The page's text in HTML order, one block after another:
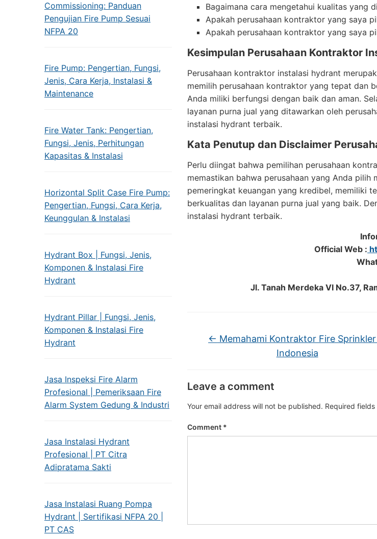
Commissioning: Panduan
Pengujian Fire Pump Sesuai
NFPA 20
Fire Pump: Pengertian, Fungsi,
Jenis, Cara Kerja, Instalasi &
Maintenance
Fire Water Tank: Pengertian,
Fungsi, Jenis, Perhitungan
Kapasitas & Instalasi
Horizontal Split Case Fire Pump:
Pengertian, Fungsi, Cara Kerja,
Keunggulan & Instalasi
Hydrant Box | Fungsi, Jenis,
Komponen & Instalasi Fire
Hydrant
Hydrant Pillar | Fungsi, Jenis,
Komponen & Instalasi Fire
Hydrant
Jasa Inspeksi Fire Alarm
Profesional | Pemeriksaan Fire
Alarm System Gedung & Industri
Jasa Instalasi Hydrant
Profesional | PT Citra
Adipratama Sakti
Jasa Instalasi Ruang Pompa
Hydrant | Sertifikasi NFPA 20 |
PT CAS
Bagaimana cara mengetahui kualitas yang
Apakah perusahaan kontraktor yang saya
Apakah perusahaan kontraktor yang saya
Kesimpulan Perusahaan Kontraktor
Perusahaan kontraktor instalasi hydrant
memilih perusahaan kontraktor yang tepat dan
Anda miliki berfungsi dengan baik dan aman.
layanan purna jual yang ditawarkan oleh
instalasi hydrant terbaik.
Kata Penutup dan Disclaimer
Perlu diingat bahwa pemilihan perusahaan
memastikan bahwa perusahaan yang Anda
pemeringkat keuangan yang kredibel, memiliki
berkualitas dan layanan purna jual yang baik.
instalasi hydrant terbaik.
Official Web :
Jl. Tanah Merdeka VI No.37,
← Memahami Kontraktor Fire
Indonesia
Leave a comment
Your email address will not be published. Required
Comment *